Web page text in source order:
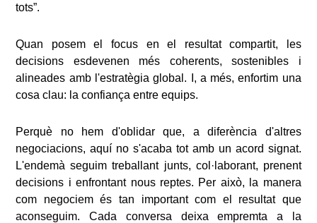
tots”.
Quan posem el focus en el resultat compartit, les
decisions esdevenen més coherents, sostenibles i
alineades amb l'estratègia global. I, a més, enfortim una
cosa clau: la confiança entre equips.
Perquè no hem d'oblidar que, a diferència d'altres
negociacions, aquí no s'acaba tot amb un acord signat.
L'endemà seguim treballant junts, col·laborant, prenent
decisions i enfrontant nous reptes. Per això, la manera
com negociem és tan important com el resultat que
aconseguim. Cada conversa deixa empremta a la